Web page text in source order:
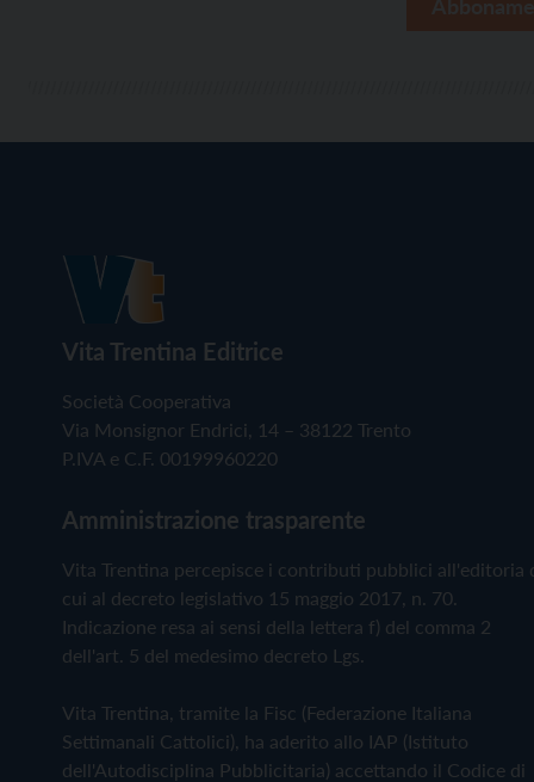
Vita Trentina Editrice
Società Cooperativa
Via Monsignor Endrici, 14 – 38122 Trento
P.IVA e C.F. 00199960220
Amministrazione trasparente
Vita Trentina percepisce i contributi pubblici all'editoria
cui al decreto legislativo 15 maggio 2017, n. 70.
Indicazione resa ai sensi della lettera f) del comma 2
dell'art. 5 del medesimo decreto Lgs.
Vita Trentina, tramite la Fisc (Federazione Italiana
Settimanali Cattolici), ha aderito allo IAP (Istituto
dell'Autodisciplina Pubblicitaria) accettando il Codice di